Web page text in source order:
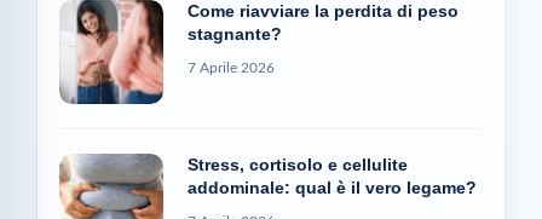
Come riavviare la perdita di peso
stagnante?
7 Aprile 2026
Stress, cortisolo e cellulite
addominale: qual è il vero legame?